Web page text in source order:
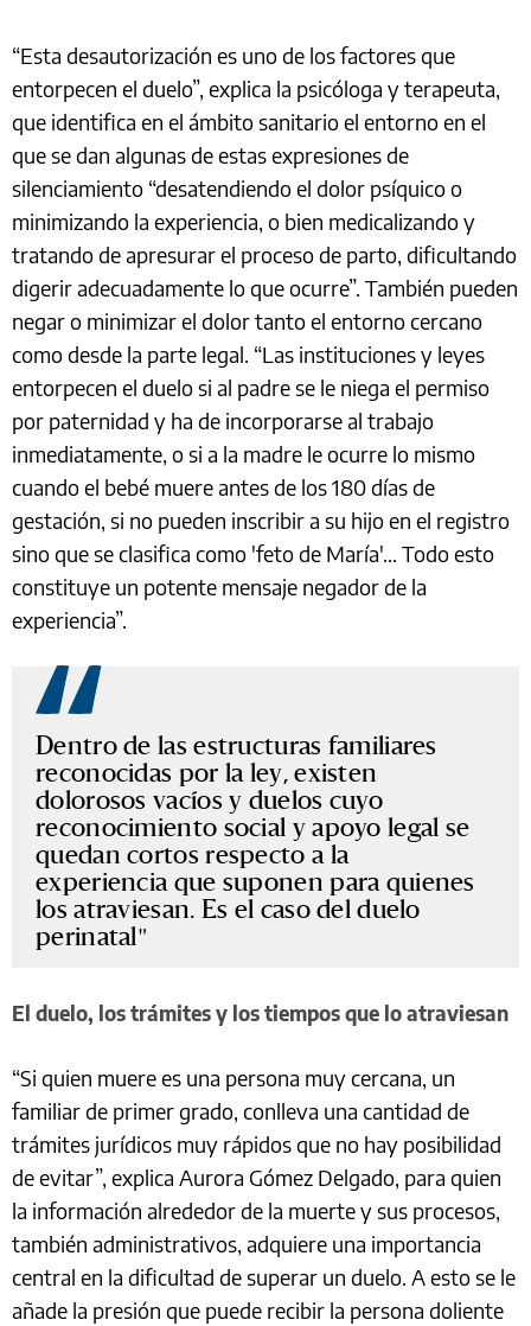
“Esta desautorización es uno de los factores que
entorpecen el duelo”, explica la psicóloga y terapeuta,
que identifica en el ámbito sanitario el entorno en el
que se dan algunas de estas expresiones de
silenciamiento “desatendiendo el dolor psíquico o
minimizando la experiencia, o bien medicalizando y
tratando de apresurar el proceso de parto, dificultando
digerir adecuadamente lo que ocurre”. También pueden
negar o minimizar el dolor tanto el entorno cercano
como desde la parte legal. “Las instituciones y leyes
entorpecen el duelo si al padre se le niega el permiso
por paternidad y ha de incorporarse al trabajo
inmediatamente, o si a la madre le ocurre lo mismo
cuando el bebé muere antes de los 180 días de
gestación, si no pueden inscribir a su hijo en el registro
sino que se clasifica como 'feto de María'... Todo esto
constituye un potente mensaje negador de la
experiencia”.
Dentro de las estructuras familiares
reconocidas por la ley, existen
dolorosos vacíos y duelos cuyo
reconocimiento social y apoyo legal se
quedan cortos respecto a la
experiencia que suponen para quienes
los atraviesan. Es el caso del duelo
perinatal
El duelo, los trámites y los tiempos que lo atraviesan
“Si quien muere es una persona muy cercana, un
familiar de primer grado, conlleva una cantidad de
trámites jurídicos muy rápidos que no hay posibilidad
de evitar”, explica Aurora Gómez Delgado, para quien
la información alrededor de la muerte y sus procesos,
también administrativos, adquiere una importancia
central en la dificultad de superar un duelo. A esto se le
añade la presión que puede recibir la persona doliente